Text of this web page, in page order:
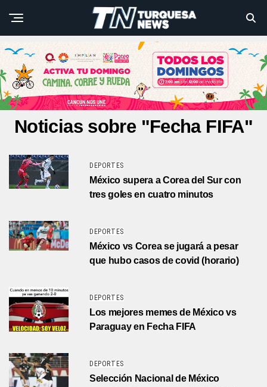
Noticias sobre "Fecha FIFA"
DEPORTES
México supera a Corea del Sur con
tres goles en cuatro minutos
DEPORTES
México vs Corea se jugará a pesar
que hubo casos de covid (horario)
DEPORTES
Los mejores memes de México vs
Paraguay en Fecha FIFA
DEPORTES
Selección Nacional de México